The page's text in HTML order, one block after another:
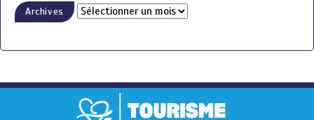
Archives